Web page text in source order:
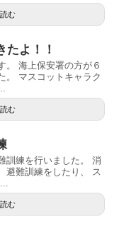
む
たよ！！
。 海上保安署の方が６
。 マスコットキャラク
む
訓練を行いました。 消
避難訓練をしたり、 ス
む